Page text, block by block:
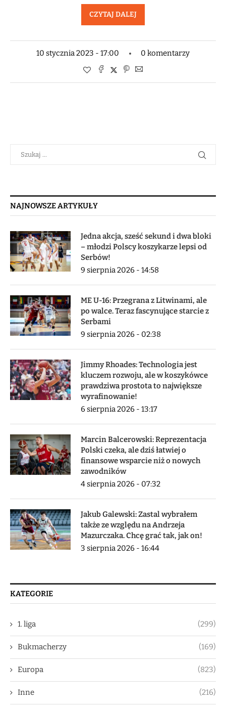
CZYTAJ DALEJ
10 stycznia 2023 - 17:00 0 komentarzy
NAJNOWSZE ARTYKUŁY
Jedna akcja, sześć sekund i dwa bloki
– młodzi Polscy koszykarze lepsi od
Serbów!
9 sierpnia 2026 - 14:58
ME U-16: Przegrana z Litwinami, ale
po walce. Teraz fascynujące starcie z
Serbami
9 sierpnia 2026 - 02:38
Jimmy Rhoades: Technologia jest
kluczem rozwoju, ale w koszykówce
prawdziwa prostota to największe
wyrafinowanie!
6 sierpnia 2026 - 13:17
Marcin Balcerowski: Reprezentacja
Polski czeka, ale dziś łatwiej o
finansowe wsparcie niż o nowych
zawodników
4 sierpnia 2026 - 07:32
Jakub Galewski: Zastal wybrałem
także ze względu na Andrzeja
Mazurczaka. Chcę grać tak, jak on!
3 sierpnia 2026 - 16:44
KATEGORIE
1. liga (299)
Bukmacherzy (169)
Europa (823)
Inne (216)